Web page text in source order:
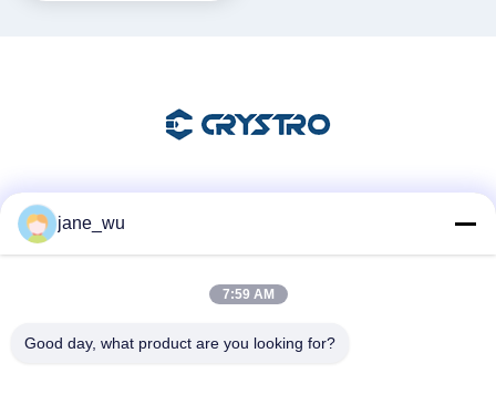
전화
jane_wu
7:59 AM
Good day, what product are you looking for?